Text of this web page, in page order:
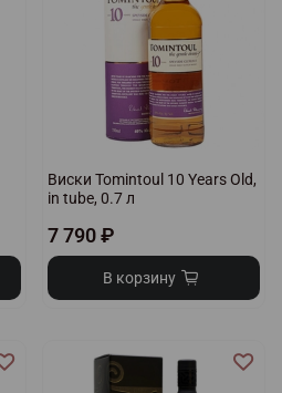
Виски Tomintoul 10 Years Old,
in tube, 0.7 л
7 790 ₽
В корзину